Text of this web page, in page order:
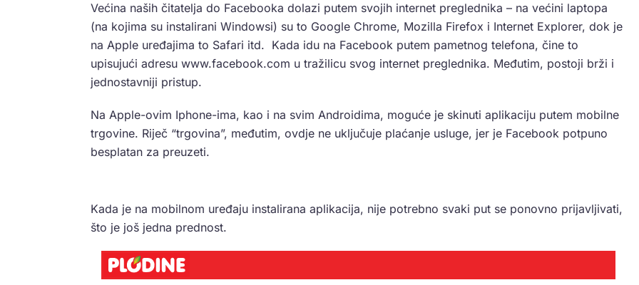
Većina naših čitatelja do Facebooka dolazi putem svojih internet preglednika – na većini laptopa
(na kojima su instalirani Windowsi) su to Google Chrome, Mozilla Firefox i Internet Explorer, dok je
na Apple uređajima to Safari itd. Kada idu na Facebook putem pametnog telefona, čine to
upisujući adresu www.facebook.com u tražilicu svog internet preglednika. Međutim, postoji brži i
jednostavniji pristup.
Na Apple-ovim Iphone-ima, kao i na svim Androidima, moguće je skinuti aplikaciju putem mobilne
trgovine. Riječ “trgovina”, međutim, ovdje ne uključuje plaćanje usluge, jer je Facebook potpuno
besplatan za preuzeti.
Kada je na mobilnom uređaju instalirana aplikacija, nije potrebno svaki put se ponovno prijavljivati,
što je još jedna prednost.